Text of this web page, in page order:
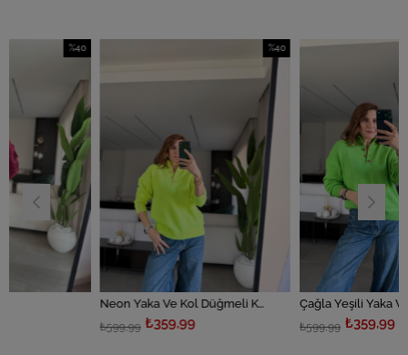
%40İndirim
Neon Yaka Ve Kol Düğmeli Kazak
₺359,99 ₺359,99